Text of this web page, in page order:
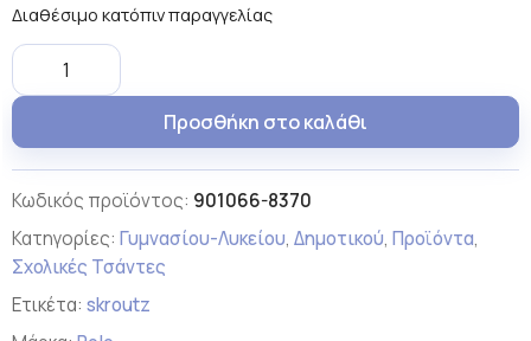
Διαθέσιμο κατόπιν παραγγελίας
Προσθήκη στο καλάθι
Κωδικός προϊόντος: 901066-8370
Κατηγορίες: Γυμνασίου-Λυκείου, Δημοτικού, Προϊόντα,
Σχολικές Τσάντες
Ετικέτα: skroutz